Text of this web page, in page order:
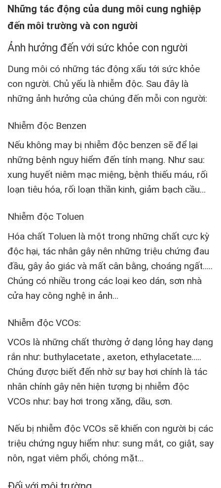
Những tác động của dung môi cung nghiệp
đến môi trường và con người
Ảnh hưởng đến với sức khỏe con người
Dung môi có những tác động xấu tới sức khỏe
con người. Chủ yếu là nhiễm độc. Sau đây là
những ảnh hưởng của chúng đến mỗi con người:
Nhiễm độc Benzen
Nếu không may bị nhiễm độc benzen sẽ để lại
những bệnh nguy hiểm đến tính mạng. Như sau:
xung huyết niêm mạc miệng, bệnh thiếu máu, rối
loạn tiêu hóa, rối loạn thần kinh, giảm bạch cầu…
Nhiễm độc Toluen
Hóa chất Toluen là một trong những chất cực kỳ
độc hại, tác nhân gây nên những triệu chứng đau
đầu, gây ảo giác và mất cân bằng, choáng ngất…..
Chúng có nhiều trong các loại keo dán, sơn nhà
cửa hay công nghệ in ảnh…
Nhiễm độc VCOs:
VCOs là những chất thường ở dạng lỏng hay dạng
rắn như: buthylacetate , axeton, ethylacetate…..
Chúng được biết đến nhờ sự bay hơi chính là tác
nhân chính gây nên hiện tượng bị nhiễm độc
VCOs như: bay hơi trong xăng, dầu, sơn.
Nếu bị nhiễm độc VCOs sẽ khiến con người bị các
triệu chứng nguy hiểm như: sung mắt, co giật, say
nôn, ngạt viêm phổi, chóng mặt…